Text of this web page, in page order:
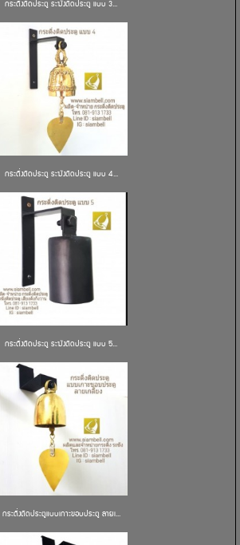
กระดิ่งติดประตู ระฆังติดประตู แบบ 3...
กระดิ่งติดประตู ระฆังติดประตู แบบ 4...
กระดิ่งติดประตู ระฆังติดประตู แบบ 5...
กระดิ่งติดประตูแบบเกาะขอบประตู ลายเ...